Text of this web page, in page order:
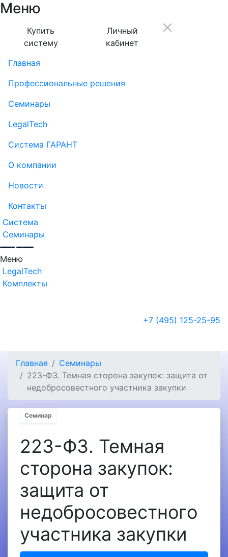
Меню
Купить
систему
Личный
кабинет
Главная
Профессиональные решения
Семинары
LegalTech
Система ГАРАНТ
О компании
Новости
Контакты
Система
Семинары
Меню
LegalTech
Комплекты
+7 (495) 125-25-95
Главная
Семинары
223-ФЗ. Темная сторона закупок: защита от
недобросовестного участника закупки
Семинар
223-ФЗ. Темная
сторона закупок:
защита от
недобросовестного
участника закупки